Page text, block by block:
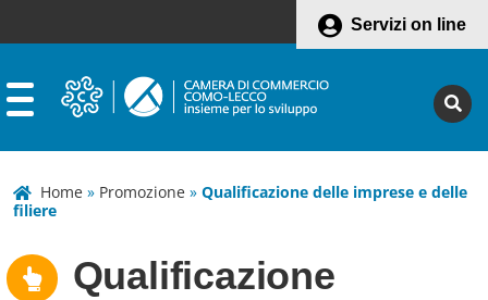
Servizi on line
Home » Promozione » Qualificazione delle imprese e delle
filiere
Qualificazione